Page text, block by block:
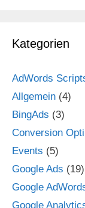
Kategorien
AdWords
Allgemein (4)
BingAds (3)
Conversion
Events (5)
Google Ads (19)
Google
Google